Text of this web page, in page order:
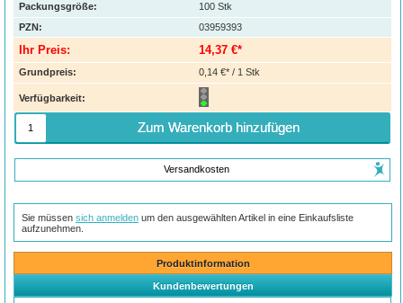
Packungsgröße:
100 Stk
PZN: 03959393
Ihr Preis: 14,37 €*
Grundpreis: 0,14 €* / 1 Stk
Verfügbarkeit:
Zum Warenkorb hinzufügen
Versandkosten
Sie müssensich anmelden um den ausgewählten Artikel in eine Einkaufsliste
aufzunehmen.
Produktinformation
Kundenbewertungen